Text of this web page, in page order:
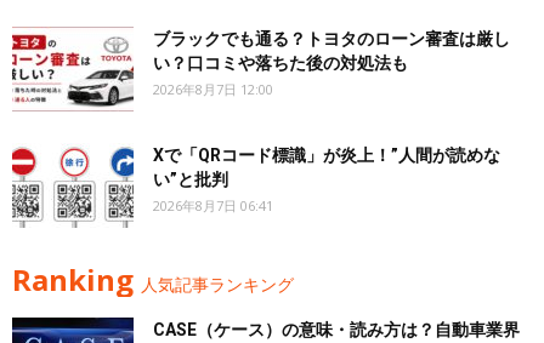
ブラックでも通る？トヨタのローン審査は厳し
い？口コミや落ちた後の対処法も
2026年8月7日 12:00
Xで「QRコード標識」が炎上！”人間が読めな
い”と批判
2026年8月7日 06:41
Ranking 人気記事ランキング
CASE（ケース）の意味・読み方は？自動車業界